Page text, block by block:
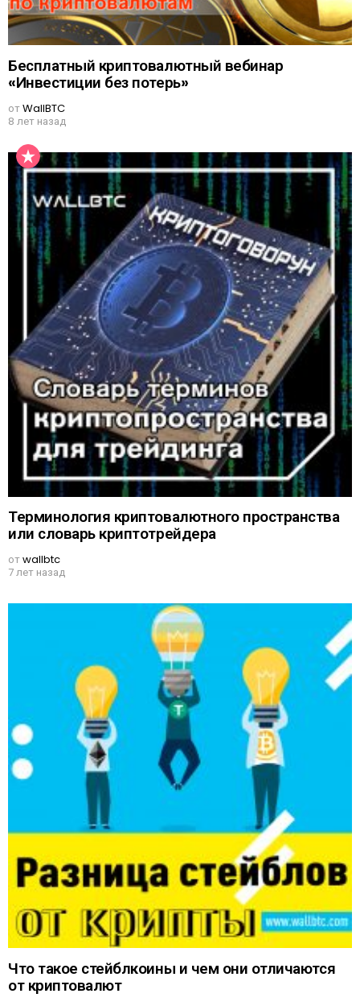
Бесплатный криптовалютный вебинар
«Инвестиции без потерь»
отWallBTC
8 лет назад
Терминология криптовалютного пространства
или словарь криптотрейдера
отwallbtc
7 лет назад
Что такое стейблкоины и чем они отличаются
от криптовалют